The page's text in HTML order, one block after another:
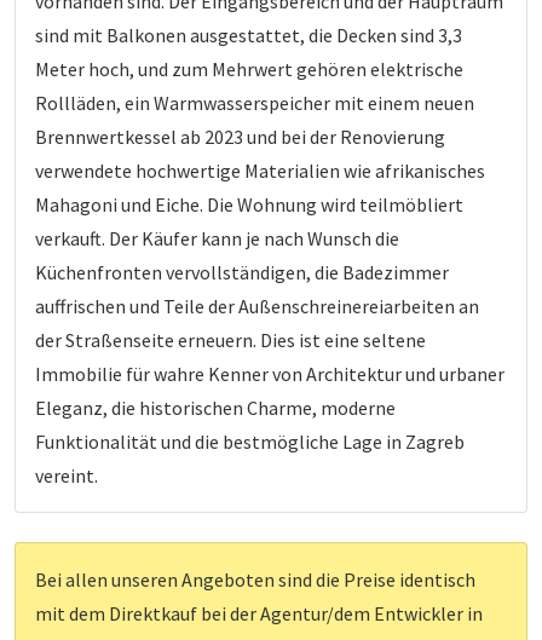
sind mit Balkonen ausgestattet, die Decken sind 3,3
Meter hoch, und zum Mehrwert gehören elektrische
Rollläden, ein Warmwasserspeicher mit einem neuen
Brennwertkessel ab 2023 und bei der Renovierung
verwendete hochwertige Materialien wie afrikanisches
Mahagoni und Eiche. Die Wohnung wird teilmöbliert
verkauft. Der Käufer kann je nach Wunsch die
Küchenfronten vervollständigen, die Badezimmer
auffrischen und Teile der Außenschreinereiarbeiten an
der Straßenseite erneuern. Dies ist eine seltene
Immobilie für wahre Kenner von Architektur und urbaner
Eleganz, die historischen Charme, moderne
Funktionalität und die bestmögliche Lage in Zagreb
vereint.
Bei allen unseren Angeboten sind die Preise identisch
mit dem Direktkauf bei der Agentur/dem Entwickler in